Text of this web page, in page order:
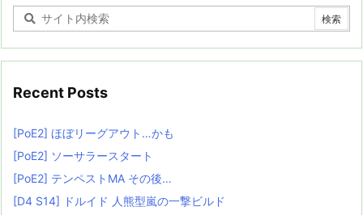
Recent Posts
[PoE2] ほぼリーグアウト…かも
[PoE2] ソーサラースタート
[PoE2] テンペストMA その後…
[D4 S14] ドルイド 人熊型嵐の一撃ビルド